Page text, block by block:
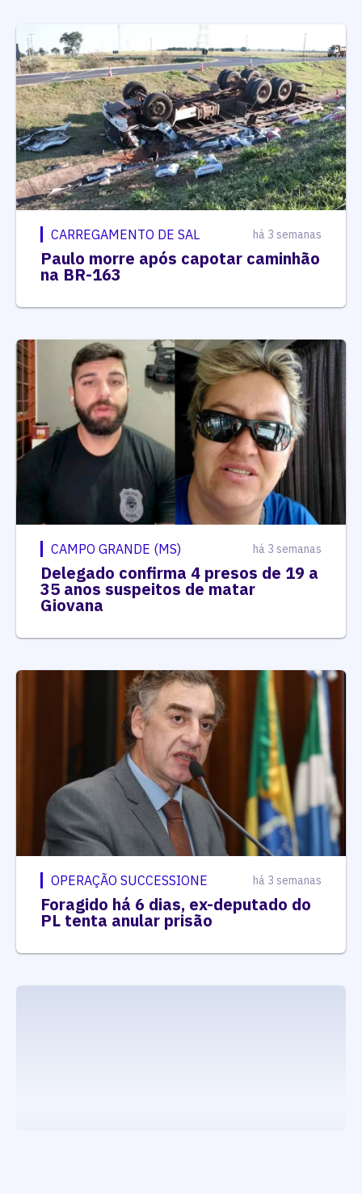
CARREGAMENTO DE SAL há 3 semanas
Paulo morre após capotar caminhão
na BR-163
CAMPO GRANDE (MS) há 3 semanas
Delegado confirma 4 presos de 19 a
35 anos suspeitos de matar
Giovana
OPERAÇÃO SUCCESSIONE há 3 semanas
Foragido há 6 dias, ex-deputado do
PL tenta anular prisão